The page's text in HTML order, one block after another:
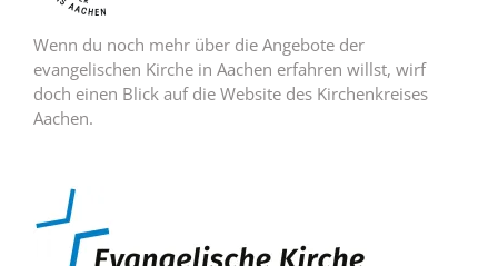
Wenn du noch mehr über die Angebote der
evangelischen Kirche in Aachen erfahren willst, wirf
doch einen Blick auf die Website des Kirchenkreises
Aachen.